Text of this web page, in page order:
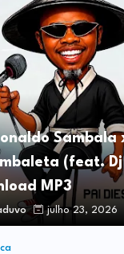
Sambala
(feat.
MP3
julho 23, 2026